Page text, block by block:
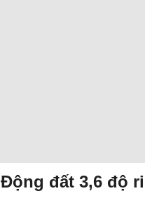
Động đất 3,6 độ